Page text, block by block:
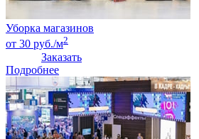
Уборка магазинов
от 30 руб./м2
Заказать
Подробнее